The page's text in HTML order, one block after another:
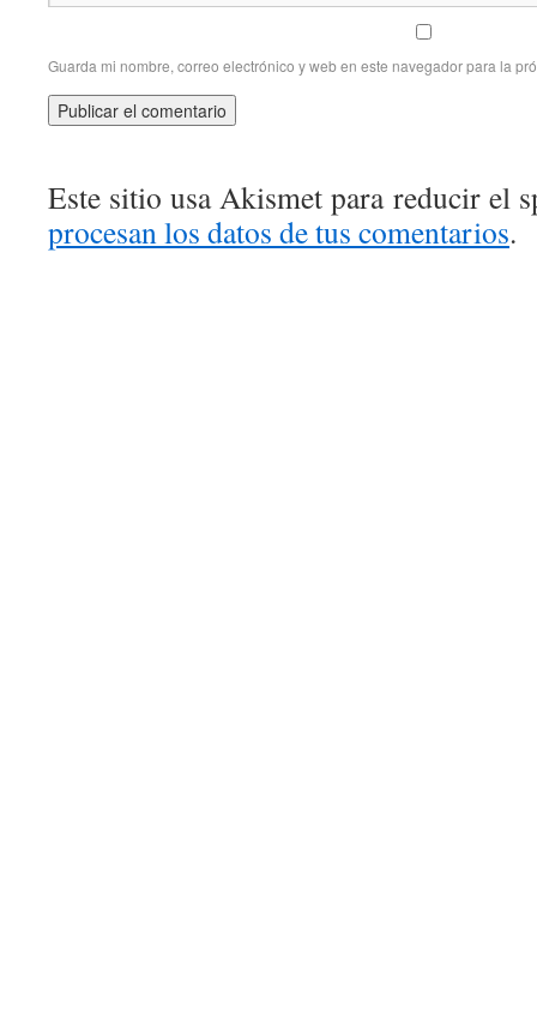
Guarda mi nombre, correo electrónico y web en este navegador para la
Este sitio usa Akismet para reducir el
procesan los datos de tus comentarios.